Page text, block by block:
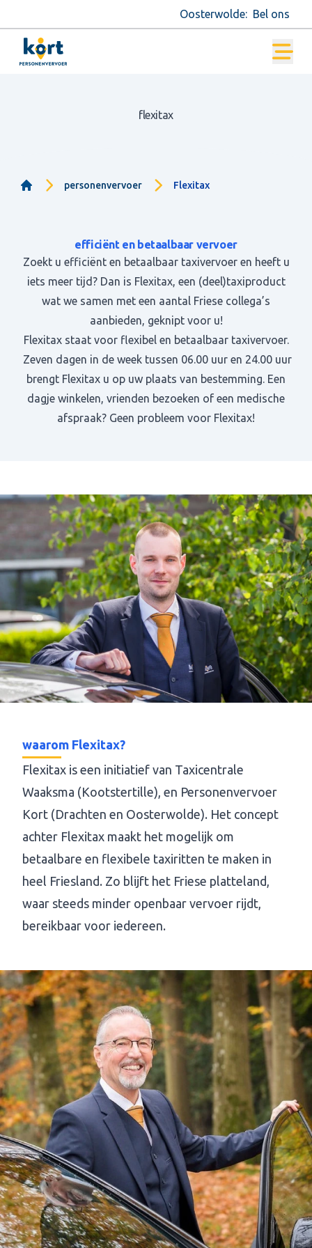
Oosterwolde: Bel ons
flexitax
personenvervoer Flexitax
efficiënt en betaalbaar vervoer
Zoekt u efficiënt en betaalbaar taxivervoer en heeft u
iets meer tijd? Dan is Flexitax, een (deel)taxiproduct
wat we samen met een aantal Friese collega’s
aanbieden, geknipt voor u!
Flexitax staat voor flexibel en betaalbaar taxivervoer.
Zeven dagen in de week tussen 06.00 uur en 24.00 uur
brengt Flexitax u op uw plaats van bestemming. Een
dagje winkelen, vrienden bezoeken of een medische
afspraak? Geen probleem voor Flexitax!
waarom Flexitax?
Flexitax is een initiatief van Taxicentrale
Waaksma (Kootstertille), en Personenvervoer
Kort (Drachten en Oosterwolde). Het concept
achter Flexitax maakt het mogelijk om
betaalbare en flexibele taxiritten te maken in
heel Friesland. Zo blijft het Friese platteland,
waar steeds minder openbaar vervoer rijdt,
bereikbaar voor iedereen.